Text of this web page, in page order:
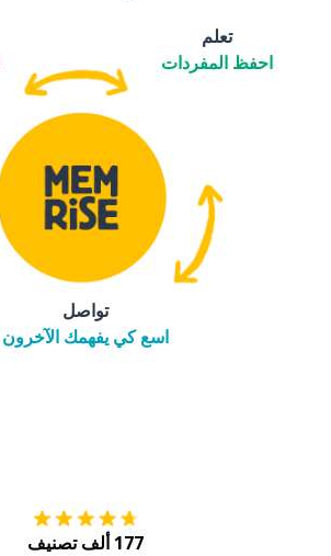
تعلم
احفظ المفردات
تواصل
اسع كي يفهمك الآخرون
177 ألف تصنيف